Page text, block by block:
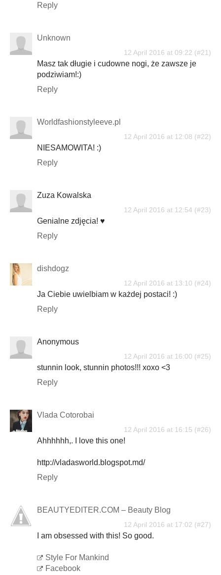
Reply
Unknown
12 April 2016 at 09:22
Masz tak długie i cudowne nogi, że zawsze je
podziwiam!:)
Reply
Worldfashionstyleeve.pl
12 April 2016 at 12:08
NIESAMOWITA! :)
Reply
Zuza Kowalska
12 April 2016 at 12:54
Genialne zdjęcia! ♥
Reply
dishdogz
12 April 2016 at 13:10
Ja Ciebie uwielbiam w każdej postaci! :)
Reply
Anonymous
12 April 2016 at 16:00
stunnin look, stunnin photos!!! xoxo <3
Reply
Vlada Cotorobai
12 April 2016 at 16:15
Ahhhhhh,. I love this one!
http://vladasworld.blogspot.md/
Reply
BEAUTYEDITER.COM – Beauty Blog
12 April 2016 at 17:02
I am obsessed with this! So good.
Style For Mankind
Facebook